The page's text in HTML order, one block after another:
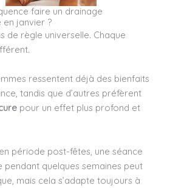
faire un drainage
en janvier ?
de règle universelle. Chaque
ressentent déjà des bienfaits
tandis que d’autres préfèrent
pour un effet plus profond et
période post-fêtes, une séance
pendant quelques semaines peut
mais cela s’adapte toujours à